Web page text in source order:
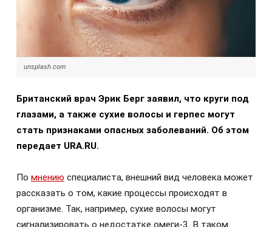
unsplash.com
Британский врач Эрик Берг заявил, что круги под
глазами, а также сухие волосы и герпес могут
стать признаками опасных заболеваний. Об этом
передает URA.RU.
По мнению специалиста, внешний вид человека может
рассказать о том, какие процессы происходят в
организме. Так, например, сухие волосы могут
сигнализировать о недостатке омеги-3. В таком